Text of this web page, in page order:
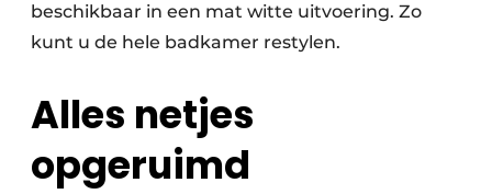
beschikbaar in een mat witte uitvoering. Zo
kunt u de hele badkamer restylen.
Alles netjes
opgeruimd